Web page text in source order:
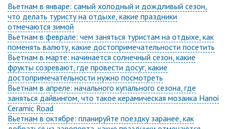
Вьетнам в январе: самый холодный и дождливый сезон,
что делать туристу на отдыхе, какие праздники
отмечаются зимой
Вьетнам в феврале: чем заняться туристам на отдыхе, как
поменять валюту, какие достопримечательности посетить
Вьетнам в марте: начинается солнечный сезон, какие
фрукты созревают, где провести досуг, какие
достопримечательности нужно посмотреть
Вьетнам в апреле: начального купального сезона, где
заняться дайвингом, что такое керамическая мозаика Hanoi
Ceramic Road
Вьетнам в октябре: планируйте поездку заранее, как